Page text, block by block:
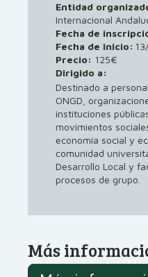
Entidad
Internacional
Fecha de
Fecha de inicio:
Precio: 125€
Dirigido a:
Destinado a
ONGD,
instituciones
movimientos
economía social y
comunidad
Desarrollo Local y
procesos de grupo.
Más